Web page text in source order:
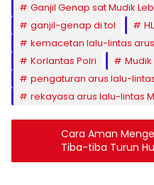
Ganjil Genap sat Mudik
ganjil-genap di tol
HL
kemacetan lalu-lintas
Korlantas Polri
pengaturan arus lalu-
rekayasa arus lalu-lintas
Cara Aman
Tiba-tiba Turun